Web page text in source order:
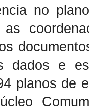
no
as
dados e
planos de